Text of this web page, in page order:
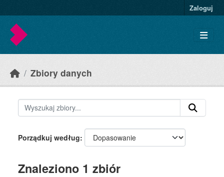
Zaloguj
Zbiory danych
Porządkuj według
Znaleziono 1 zbiór